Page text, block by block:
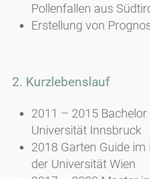
Pollenfallen aus
Erstellung von
2. Kurzlebenslauf
2011 – 2015 Bachelor
Universität Innsbruck
2018 Garten Guide
der Universität Wien